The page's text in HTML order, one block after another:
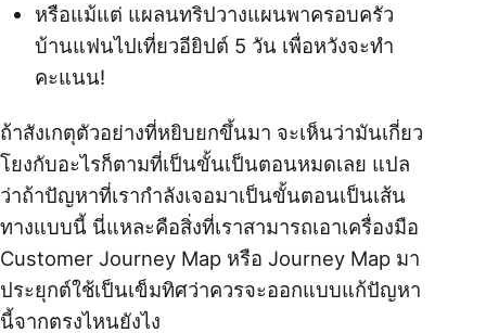
หรือแม้แต่ แผลนทริปวางแผนพาครอบครัว
บ้านแฟนไปเที่ยวอียิปต์ 5 วัน เพื่อหวังจะทำ
คะแนน!
ถ้าสังเกตุตัวอย่างที่หยิบยกขึ้นมา จะเห็นว่ามันเกี่ยว
โยงกับอะไรก็ตามที่เป็นขั้นเป็นตอนหมดเลย แปล
ว่าถ้าปัญหาที่เรากำลังเจอมาเป็นขั้นตอนเป็นเส้น
ทางแบบนี้ นี่แหละคือสิ่งที่เราสามารถเอาเครื่องมือ
Customer Journey Map หรือ Journey Map มา
ประยุกต์ใช้เป็นเข็มทิศว่าควรจะออกแบบแก้ปัญหา
นี้จากตรงไหนยังไง